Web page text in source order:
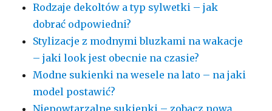
Rodzaje dekoltów a typ sylwetki – jak
dobrać odpowiedni?
Stylizacje z modnymi bluzkami na wakacje
– jaki look jest obecnie na czasie?
Modne sukienki na wesele na lato – na jaki
model postawić?
Niepowtarzalne sukienki – zobacz nową